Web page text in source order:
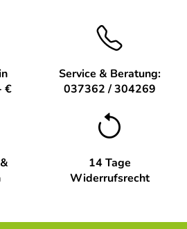
Sie die Kategorie"Bergmann
Meisterwerke.
hergestellte Figur spiegelt die
regionalen Handwerker wider.
Schnitzerei sind ein Zeugnis
und Hingabe. Tauchen Sie ein
und lassen Sie sich von der
Figur ist hochwertiges Holz, das
€
Service & Beratung:
037362 / 304269
14 Tage
Widerrufsrecht